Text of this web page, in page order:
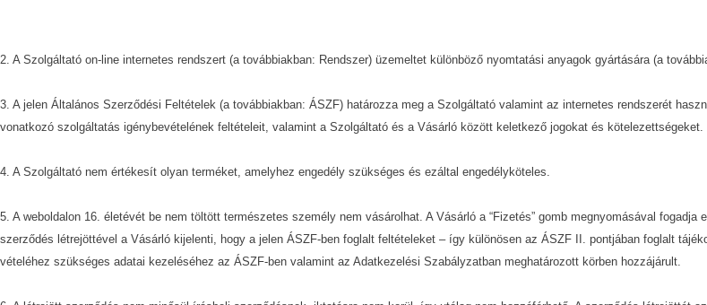
2. A Szolgáltató on-line internetes rendszert (a továbbiakban: Rendszer) üzemeltet különböző nyomtatási anyagok gyártására (a
3. A jelen Általános Szerződési Feltételek (a továbbiakban: ÁSZF) határozza meg a Szolgáltató valamint az internetes rendszerét
vonatkozó szolgáltatás igénybevételének feltételeit, valamint a Szolgáltató és a Vásárló között keletkező jogokat és kötelezettségeket.
4. A Szolgáltató nem értékesít olyan terméket, amelyhez engedély szükséges és ezáltal engedélyköteles.
5. A weboldalon 16. életévét be nem töltött természetes személy nem vásárolhat. A Vásárló a “Fizetés” gomb megnyomásával
szerződés létrejöttével a Vásárló kijelenti, hogy a jelen ÁSZF-ben foglalt feltételeket – így különösen az ÁSZF II. pontjában foglalt
vételéhez szükséges adatai kezeléséhez az ÁSZF-ben valamint az Adatkezelési Szabályzatban meghatározott körben hozzájárult.